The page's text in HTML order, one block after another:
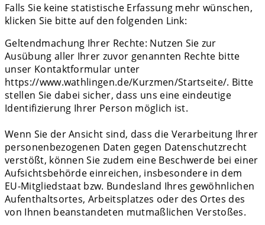
Falls Sie keine statistische Erfassung mehr wünschen,
klicken Sie bitte auf den folgenden Link:
Geltendmachung Ihrer Rechte: Nutzen Sie zur
Ausübung aller Ihrer zuvor genannten Rechte bitte
unser Kontaktformular unter
https://www.wathlingen.de/Kurzmen/Startseite/. Bitte
stellen Sie dabei sicher, dass uns eine eindeutige
Identifizierung Ihrer Person möglich ist.
Wenn Sie der Ansicht sind, dass die Verarbeitung Ihrer
personenbezogenen Daten gegen Datenschutzrecht
verstößt, können Sie zudem eine Beschwerde bei einer
Aufsichtsbehörde einreichen, insbesondere in dem
EU-Mitgliedstaat bzw. Bundesland Ihres gewöhnlichen
Aufenthaltsortes, Arbeitsplatzes oder des Ortes des
von Ihnen beanstandeten mutmaßlichen Verstoßes.